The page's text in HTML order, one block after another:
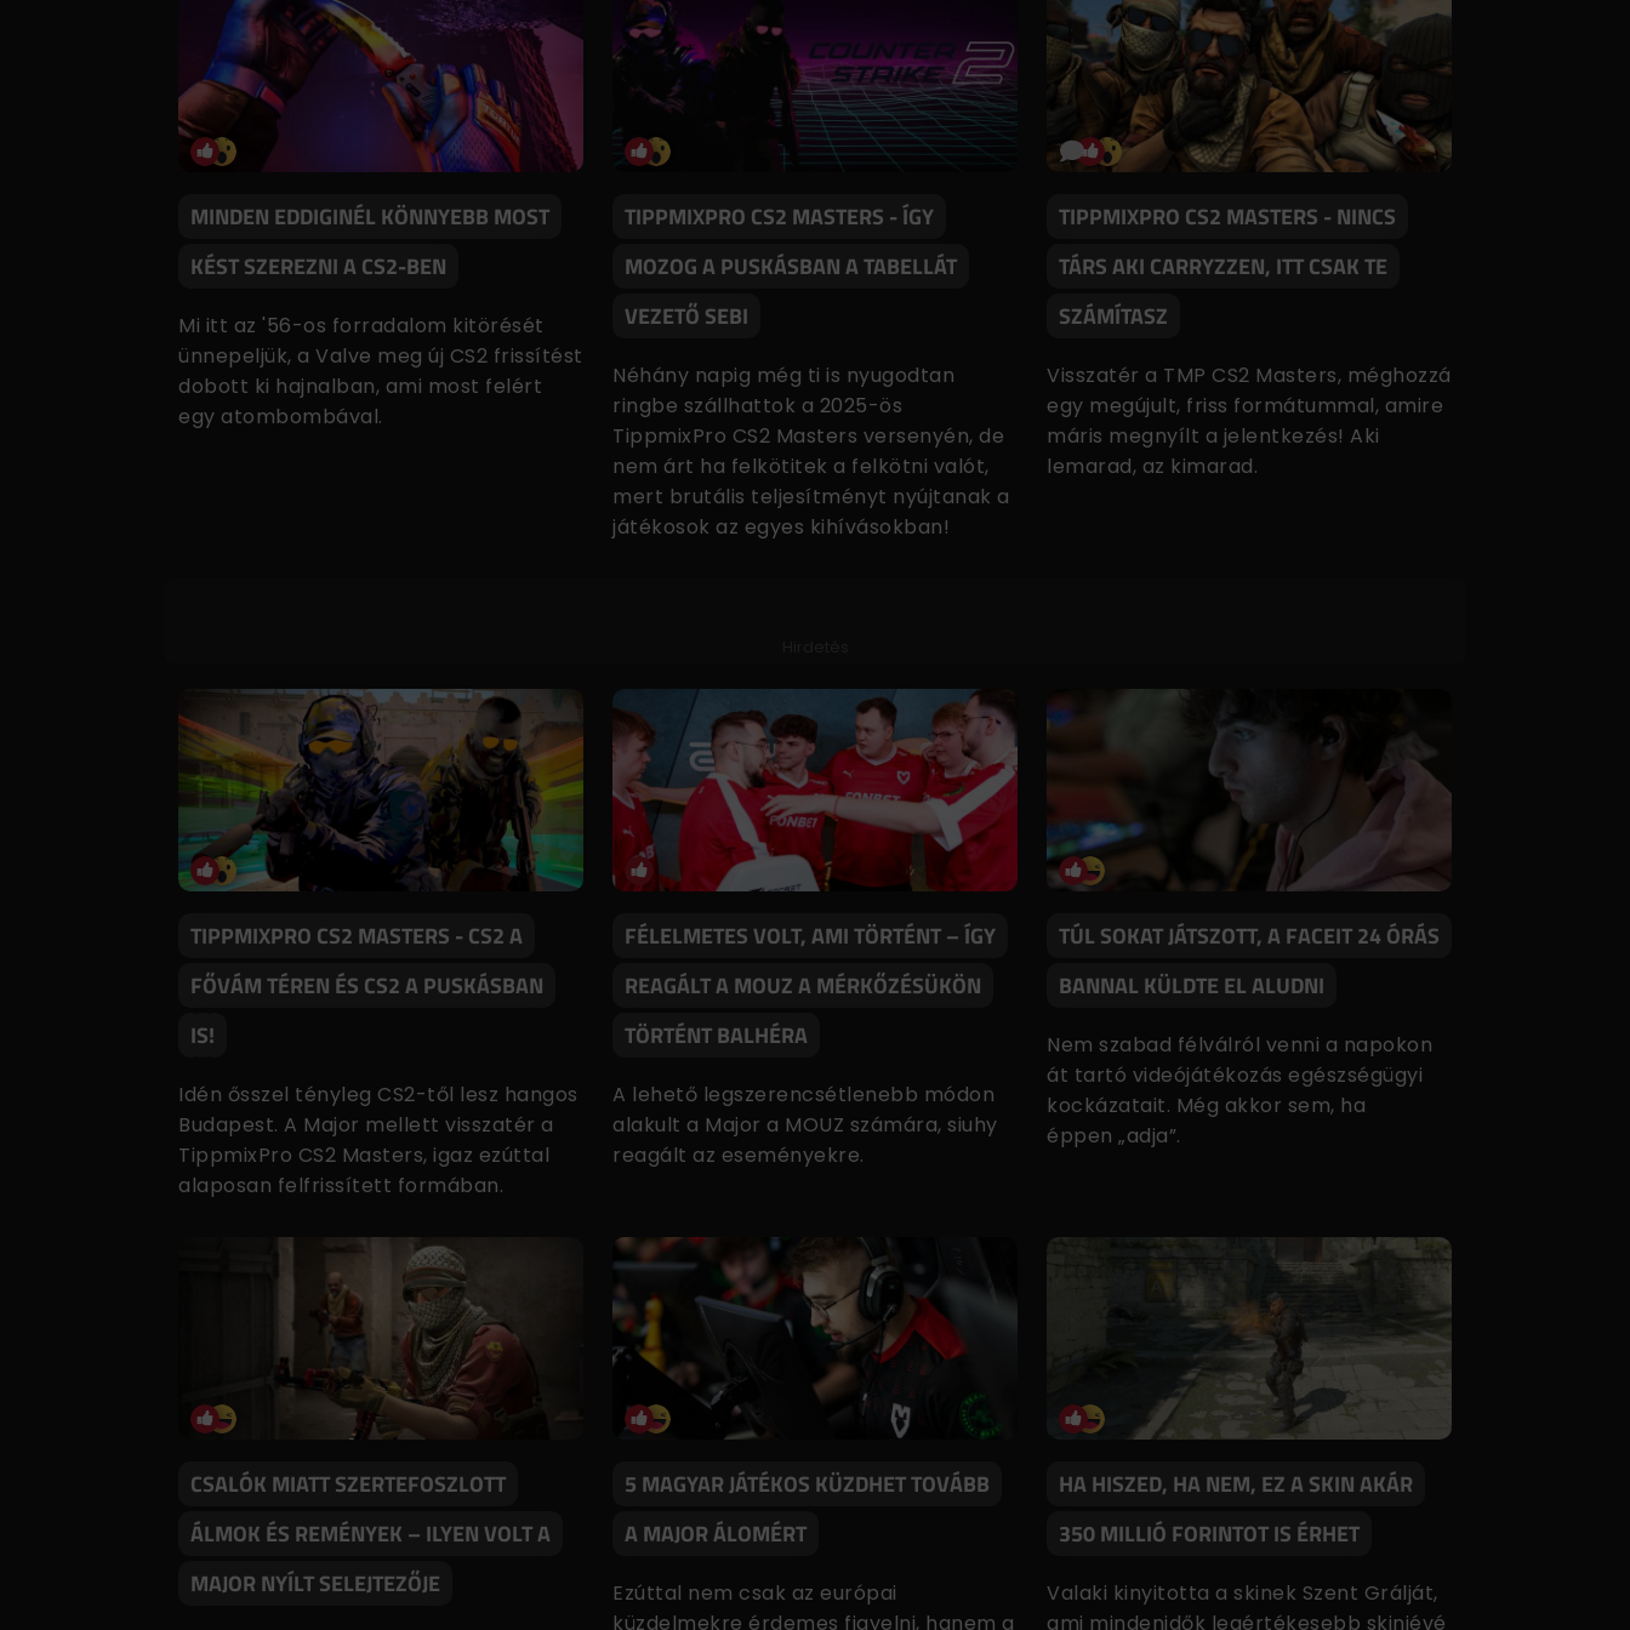
MINDEN EDDIGINÉL KÖNNYEBB MOST
KÉST SZEREZNI A CS2-BEN
Mi itt az '56-os forradalom kitörését
ünnepeljük, a Valve meg új CS2 frissítést
dobott ki hajnalban, ami most felért
egy atombombával.
TIPPMIXPRO CS2 MASTERS - ÍGY
MOZOG A PUSKÁSBAN A TABELLÁT
VEZETŐ SEBI
Néhány napig még ti is nyugodtan
ringbe szállhattok a 2025-ös
TippmixPro CS2 Masters versenyén, de
nem árt ha felkötitek a felkötni valót,
mert brutális teljesítményt nyújtanak a
játékosok az egyes kihívásokban!
TIPPMIXPRO CS2 MASTERS - NINCS
TÁRS AKI CARRYZZEN, ITT CSAK TE
SZÁMÍTASZ
Visszatér a TMP CS2 Masters, méghozzá
egy megújult, friss formátummal, amire
máris megnyílt a jelentkezés! Aki
lemarad, az kimarad.
TIPPMIXPRO CS2 MASTERS - CS2 A
FŐVÁM TÉREN ÉS CS2 A PUSKÁSBAN
IS!
Idén ősszel tényleg CS2-től lesz hangos
Budapest. A Major mellett visszatér a
TippmixPro CS2 Masters, igaz ezúttal
alaposan felfrissített formában.
FÉLELMETES VOLT, AMI TÖRTÉNT – ÍGY
REAGÁLT A MOUZ A MÉRKŐZÉSÜKÖN
TÖRTÉNT BALHÉRA
A lehető legszerencsétlenebb módon
alakult a Major a MOUZ számára, siuhy
reagált az eseményekre.
TÚL SOKAT JÁTSZOTT, A FACEIT 24 ÓRÁS
BANNAL KÜLDTE EL ALUDNI
Nem szabad félválról venni a napokon
át tartó videójátékozás egészségügyi
kockázatait. Még akkor sem, ha
éppen „adja”.
CSALÓK MIATT SZERTEFOSZLOTT
ÁLMOK ÉS REMÉNYEK – ILYEN VOLT A
MAJOR NYÍLT SELEJTEZŐJE
5 MAGYAR JÁTÉKOS KÜZDHET TOVÁBB
A MAJOR ÁLOMÉRT
Ezúttal nem csak az európai
küzdelmekre érdemes figyelni, hanem a
HA HISZED, HA NEM, EZ A SKIN AKÁR
350 MILLIÓ FORINTOT IS ÉRHET
Valaki kinyitotta a skinek Szent Grálját,
ami mindenidők legértékesebb skinjévé